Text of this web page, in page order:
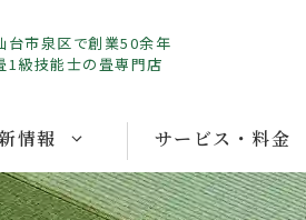
台市泉区で創業50余年
1級技能士の畳専門店
情報 サービス・料金